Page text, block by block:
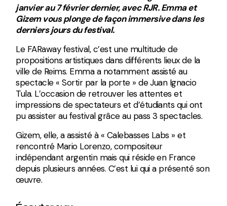
janvier au 7 février dernier, avec RJR. Emma et
Gizem vous plonge de façon immersive dans les
derniers jours du festival.
Le FARaway festival, c’est une multitude de
propositions artistiques dans différents lieux de la
ville de Reims. Emma a notamment assisté au
spectacle « Sortir par la porte » de Juan Ignacio
Tula. L’occasion de retrouver les attentes et
impressions de spectateurs et d’étudiants qui ont
pu assister au festival grâce au pass 3 spectacles.
Gizem, elle, a assisté à « Calebasses Labs » et
rencontré Mario Lorenzo, compositeur
indépendant argentin mais qui réside en France
depuis plusieurs années. C’est lui qui a présenté son
œuvre.